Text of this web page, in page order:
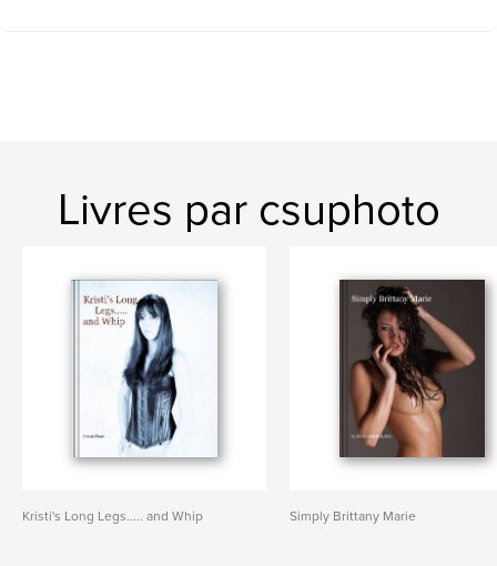
Livres par csuphoto
Kristi's Long Legs..... and Whip Simply Brittany Marie